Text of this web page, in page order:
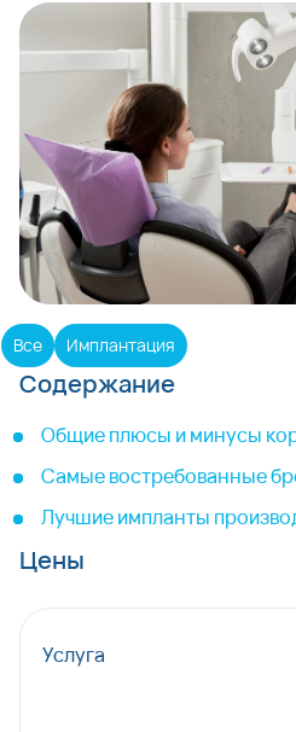
Все Имплантация
Содержание
Общие плюсы и минусы
Самые востребованные
Лучшие импланты
Цены
Услуга